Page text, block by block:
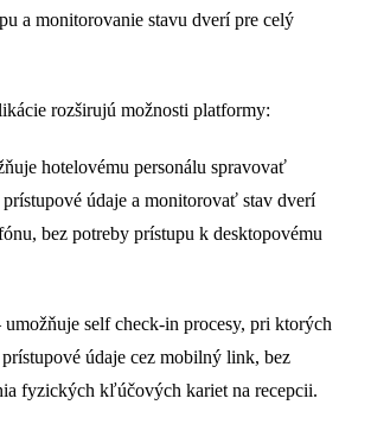
a monitorovanie stavu dverí pre celý
rozširujú možnosti platformy:
hotelovému personálu spravovať
údaje a monitorovať stav dverí
bez potreby prístupu k desktopovému
self check-in procesy, pri ktorých
údaje cez mobilný link, bez
fyzických kľúčových kariet na recepcii.